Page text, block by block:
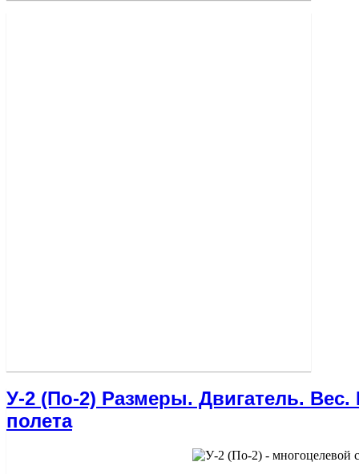
У-2 (По-2) Размеры. Двигатель.
полета